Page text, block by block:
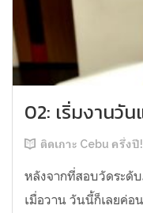
02: เริ่มงานวัน
ติดเกาะ Cebu ครึ่งปี!
หลังจากที่สอบวัดระดั
เมื่อวาน วันนี้ก็เลยค่อ